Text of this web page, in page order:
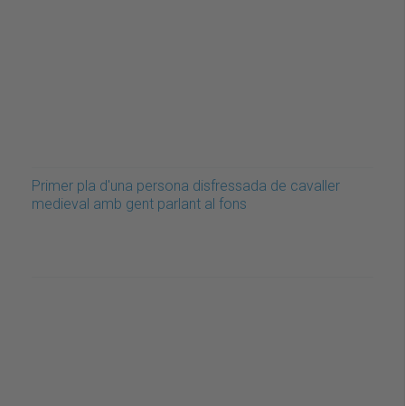
Primer pla d'una persona disfressada de cavaller
medieval amb gent parlant al fons